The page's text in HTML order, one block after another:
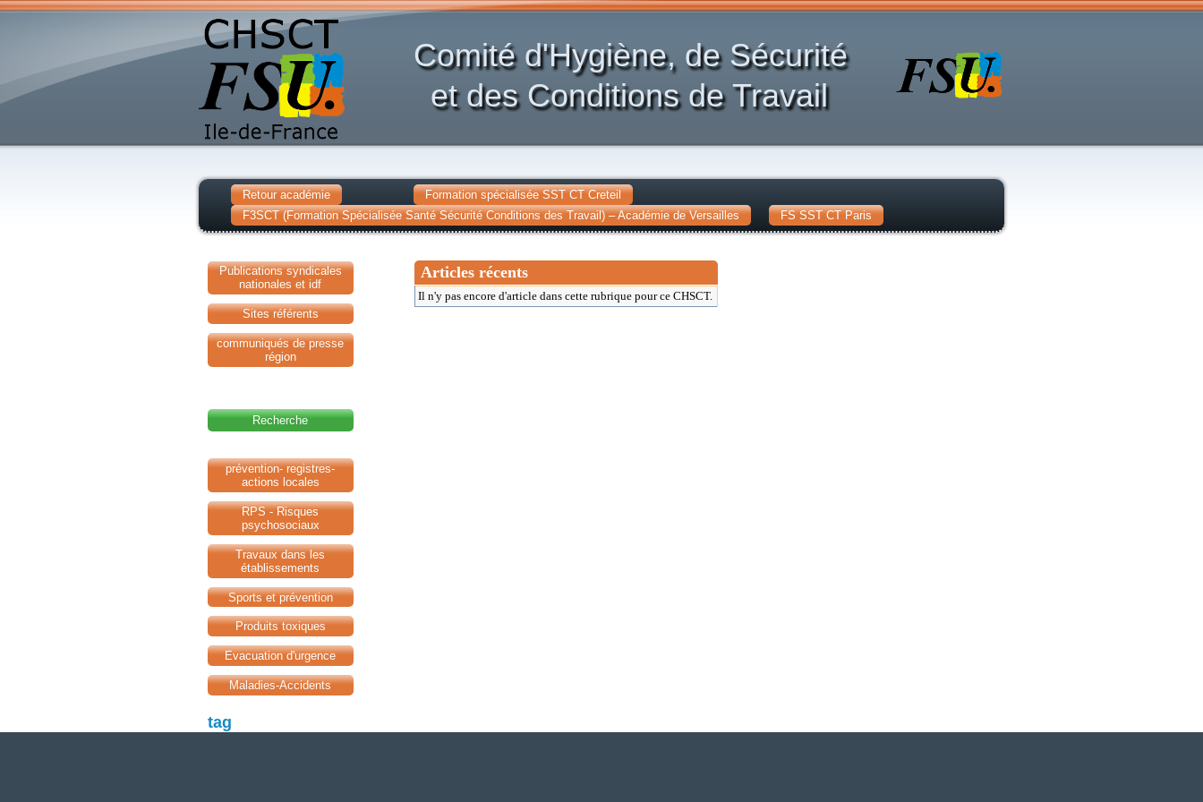
Comité d'Hygiène, de Sécurité
et des Conditions de Travail
Retour académie
Formation spécialisée SST CT Creteil
F3SCT (Formation Spécialisée Santé Sécurité Conditions des Travail) – Académie de Versailles
FS SST CT Paris
Publications syndicales
nationales et idf
Sites référents
communiqués de presse
région
Recherche
prévention- registres-
actions locales
RPS - Risques
psychosociaux
Travaux dans les
établissements
Sports et prévention
Produits toxiques
Evacuation d'urgence
Maladies-Accidents
tag
Articles récents
Il n'y pas encore d'article dans cette rubrique pour ce CHSCT.